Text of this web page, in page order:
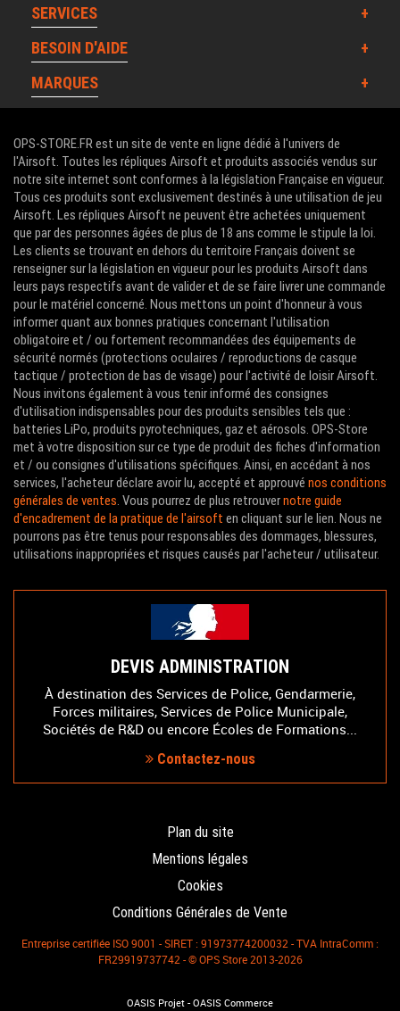
SERVICES
BESOIN D'AIDE
MARQUES
OPS-STORE.FR est un site de vente en ligne dédié à l'univers de
l'Airsoft. Toutes les répliques Airsoft et produits associés vendus sur
notre site internet sont conformes à la législation Française en vigueur.
Tous ces produits sont exclusivement destinés à une utilisation de jeu
Airsoft. Les répliques Airsoft ne peuvent être achetées uniquement
que par des personnes âgées de plus de 18 ans comme le stipule la loi.
Les clients se trouvant en dehors du territoire Français doivent se
renseigner sur la législation en vigueur pour les produits Airsoft dans
leurs pays respectifs avant de valider et de se faire livrer une commande
pour le matériel concerné. Nous mettons un point d'honneur à vous
informer quant aux bonnes pratiques concernant l'utilisation
obligatoire et / ou fortement recommandées des équipements de
sécurité normés (protections oculaires / reproductions de casque
tactique / protection de bas de visage) pour l'activité de loisir Airsoft.
Nous invitons également à vous tenir informé des consignes
d'utilisation indispensables pour des produits sensibles tels que :
batteries LiPo, produits pyrotechniques, gaz et aérosols. OPS-Store
met à votre disposition sur ce type de produit des fiches d'information
et / ou consignes d'utilisations spécifiques. Ainsi, en accédant à nos
services, l'acheteur déclare avoir lu, accepté et approuvé nos conditions
générales de ventes. Vous pourrez de plus retrouvernotre guide
d'encadrement de la pratique de l'airsoft en cliquant sur le lien. Nous ne
pourrons pas être tenus pour responsables des dommages, blessures,
utilisations inappropriées et risques causés par l'acheteur / utilisateur.
DEVIS ADMINISTRATION
À destination des Services de Police, Gendarmerie,
Forces militaires, Services de Police Municipale,
Sociétés de R&D ou encore Écoles de Formations...
Contactez-nous
Plan du site
Mentions légales
Cookies
Conditions Générales de Vente
Entreprise certifiée ISO 9001 - SIRET : 91973774200032 - TVA IntraComm :
FR29919737742 - © OPS Store 2013-2026
OASIS Projet - OASIS Commerce